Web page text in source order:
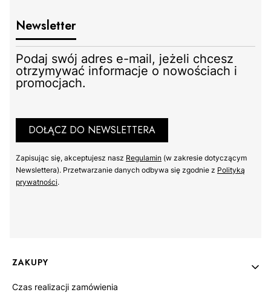
Newsletter
Podaj swój adres e-mail, jeżeli chcesz
otrzymywać informacje o nowościach i
promocjach.
DOŁĄCZ DO NEWSLETTERA
Zapisując się, akceptujesz nasz ​ Regulamin ​​​ (w zakresie dotyczącym
Newslettera). Przetwarzanie danych odbywa się zgodnie z ​ Polityką
prywatności​​​.
Linki w stopce
ZAKUPY
Czas realizacji zamówienia